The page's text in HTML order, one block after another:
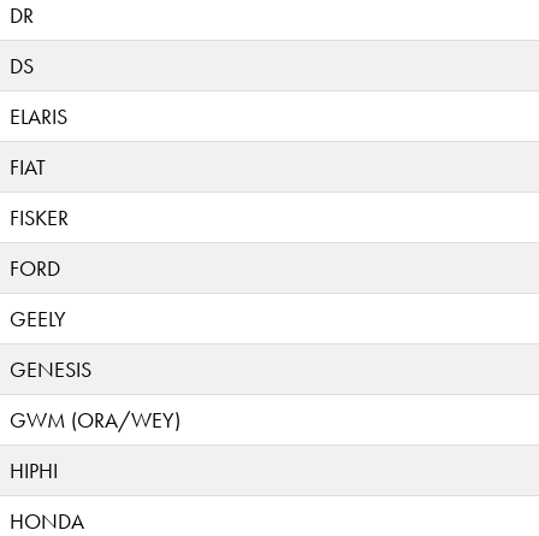
DR
DS
ELARIS
FIAT
FISKER
FORD
GEELY
GENESIS
GWM (ORA/WEY)
HIPHI
HONDA